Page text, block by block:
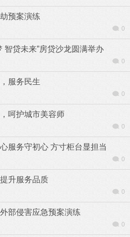
预案演练
0
智贷未来”房贷沙龙圆满举办
0
服务民生
0
呵护城市美容师
0
服务守初心 方寸柜台显担当
0
升服务品质
0
部侵害应急预案演练
0